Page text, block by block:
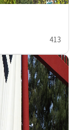
413